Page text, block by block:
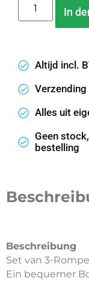
In
Altijd incl.
Verzending
Alles uit
Geen
bestelling
Beschreibung
Set van 3-
Ein bequemer